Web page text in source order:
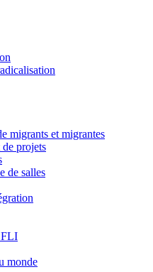
migrants et migrantes
projets
de salles
FLI
monde